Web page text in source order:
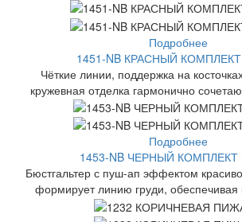
Подробнее
1451-NB КРАСНЫЙ
Чёткие линии, поддержка на
кружевная отделка гармонично
Подробнее
1453-NB ЧЕРНЫЙ КОМПЛЕКТ
Бюстгальтер с пуш-ап эффектом
формирует линию груди,